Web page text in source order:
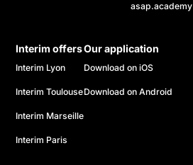
asap.academy
Interim offers
Interim Lyon
Interim Toulouse
Interim Marseille
Interim Paris
Our application
Download on iOS
Download on Android